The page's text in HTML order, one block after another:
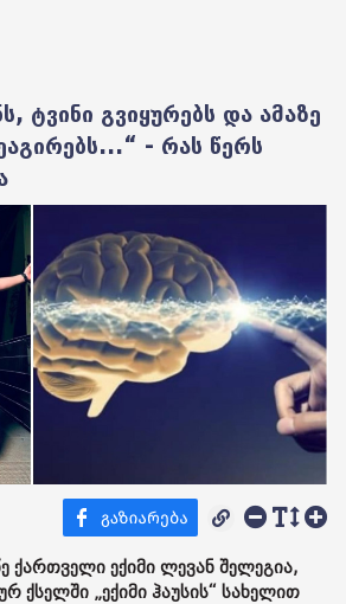
ტვინი გვიყურებს და ამაზე
- რას წერს
ქართველი ექიმი ლევან შელეგია,
ქსელში „ექიმი ჰაუსის“ სახელით